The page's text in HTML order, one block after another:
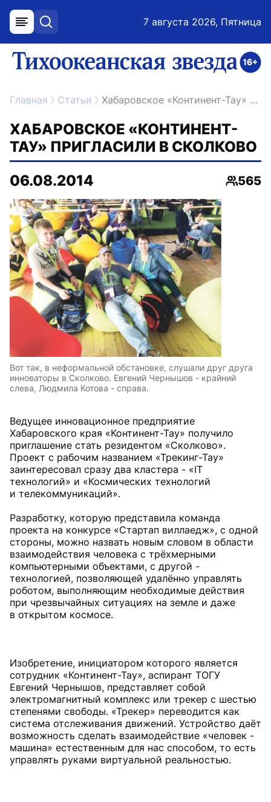
меню поиск 7 августа 2026, Пятница
ссылка на главную
Главная Статьи Хабаровское «Континент-Тау» пригласили в Сколково
ХАБАРОВСКОЕ «КОНТИНЕНТ-
ТАУ» ПРИГЛАСИЛИ В СКОЛКОВО
06.08.2014
565
Вот так, в неформальной обстановке, слушали друг друга
инноваторы в Сколково. Евгений Чернышов - крайний
слева, Людмила Котова - справа.
Ведущее инновационное предприятие
Хабаровского края «Континент-Тау» получило
приглашение стать резидентом «Сколково».
Проект с рабочим названием «Трекинг-Тау»
заинтересовал сразу два кластера - «IT
технологий» и «Космических технологий
и телекоммуникаций».
Разработку, которую представила команда
проекта на конкурсе «Стартап виллаедж», с одной
стороны, можно назвать новым словом в области
взаимодействия человека с трёхмерными
компьютерными объектами, с другой -
технологией, позволяющей удалённо управлять
роботом, выполняющим необходимые действия
при чрезвычайных ситуациях на земле и даже
в открытом космосе.
Изобретение, инициатором которого является
сотрудник «Континент-Тау», аспирант ТОГУ
Евгений Чернышов, представляет собой
электромагнитный комплекс или трекер с шестью
степенями свободы. «Трекер» переводится как
система отслеживания движений. Устройство даёт
возможность сделать взаимодействие «человек -
машина» естественным для нас способом, то есть
управлять руками виртуальной реальностью.